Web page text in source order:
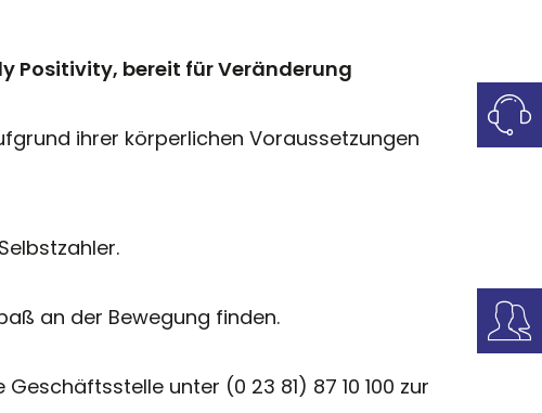
Positivity, bereit für Veränderung
ihrer körperlichen Voraussetzungen
an der Bewegung finden.
Geschäftsstelle unter (0 23 81) 87 10 100 zur